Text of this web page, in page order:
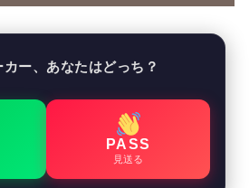
ー、あなたはどっち？
PASS
見送る